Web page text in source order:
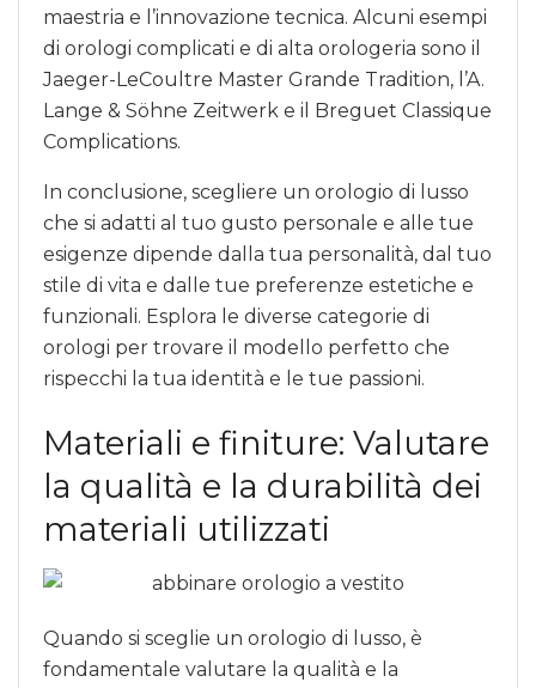
maestria e l’innovazione tecnica. Alcuni esempi
di orologi complicati e di alta orologeria sono il
Jaeger-LeCoultre Master Grande Tradition, l’A.
Lange & Söhne Zeitwerk e il Breguet Classique
Complications.
In conclusione, scegliere un orologio di lusso
che si adatti al tuo gusto personale e alle tue
esigenze dipende dalla tua personalità, dal tuo
stile di vita e dalle tue preferenze estetiche e
funzionali. Esplora le diverse categorie di
orologi per trovare il modello perfetto che
rispecchi la tua identità e le tue passioni.
Materiali e finiture: Valutare
la qualità e la durabilità dei
materiali utilizzati
Quando si sceglie un orologio di lusso, è
fondamentale valutare la qualità e la